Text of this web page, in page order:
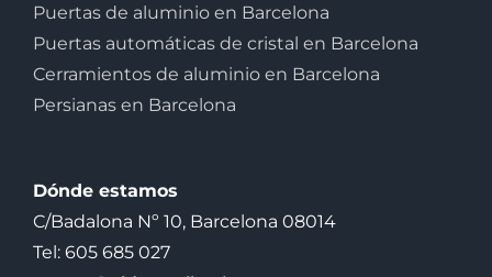
Puertas de aluminio en Barcelona
Puertas automáticas de cristal en Barcelona
Cerramientos de aluminio en Barcelona
Persianas en Barcelona
Dónde estamos
C/Badalona Nº 10, Barcelona 08014
Tel: 605 685 027